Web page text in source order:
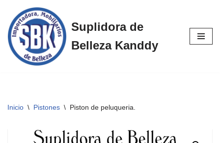
Saltar
al
contenido
Suplidora de
Belleza Kanddy
Inicio \ Pistones \ Piston de peluqueria.